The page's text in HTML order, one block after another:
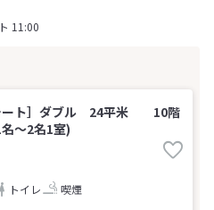
11:00
ート］ダブル 24平米 10階
名～2名1室)
トイレ 喫煙